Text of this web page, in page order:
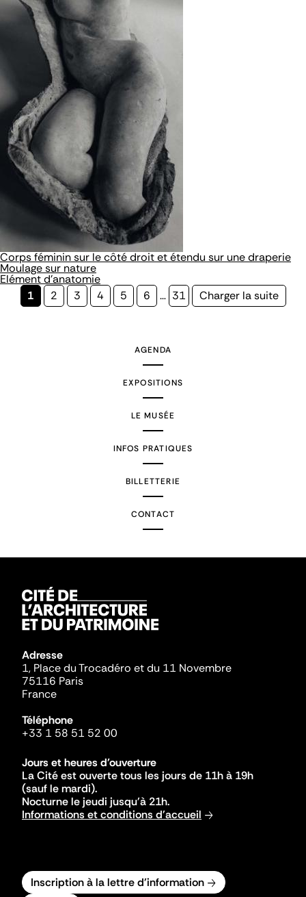
Corps féminin sur le côté droit et étendu sur une draperie
Moulage sur nature
Elément d'anatomie
Page
1 Page
2 Page
3 Page
4 Page
5 Page
6 … Page
31
Page
Charger la suite
AGENDA
EXPOSITIONS
LE MUSÉE
INFOS PRATIQUES
BILLETTERIE
CONTACT
Adresse
1, Place du Trocadéro et du 11 Novembre
75116 Paris
France
Téléphone
+33 1 58 51 52 00
Jours et heures d'ouverture
La Cité est ouverte tous les jours de 11h à 19h
(sauf le mardi).
Nocturne le jeudi jusqu'à 21h.
Informations et conditions d'accueil
Inscription à la lettre d'information